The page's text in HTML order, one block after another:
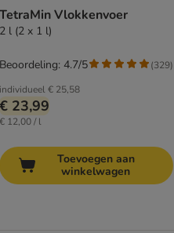
TetraMin Vlokkenvoer
2 l (2 x 1 l)
individueel€ 25,58
€ 23,99
€ 12,00 / l
Beoordeling: 4.7/5 (329)
Toevoegen aan
winkelwagen